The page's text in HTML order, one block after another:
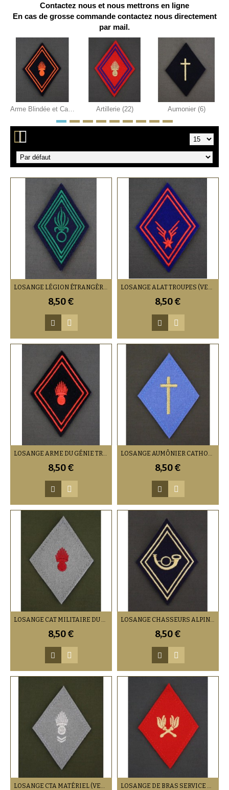
Contactez nous et nous mettrons en ligne
En cas de grosse commande contactez nous directement
par mail.
Arme Blindée et Cavalerie (50) Artillerie (22) Aumonier (6)
LOSANGE LÉGION ÉTRANGÈRE MILITAIRE DU RANG (VENDU PAR DEUX)
8,50 €
LOSANGE ALAT TROUPES (VENDU PAR 2)
8,50 €
LOSANGE ARME DU GÉNIE TROUPES (VENDU PAR 2)
8,50 €
LOSANGE AUMÔNIER CATHOLIQUE ET PROTESTANT LAÏC (VENDU PAR 2)
8,50 €
LOSANGE CAT MILITAIRE DU RANG (VENDU PAR DEUX)
8,50 €
LOSANGE CHASSEURS ALPINS TROUPES (VENDU PAR 2)
8,50 €
LOSANGE CTA MATÉRIEL (VENDU PAR 2) LOSANGE DE BRAS SERVICE DES ESSENCES TROUPES (VENDU PAR DEUX)